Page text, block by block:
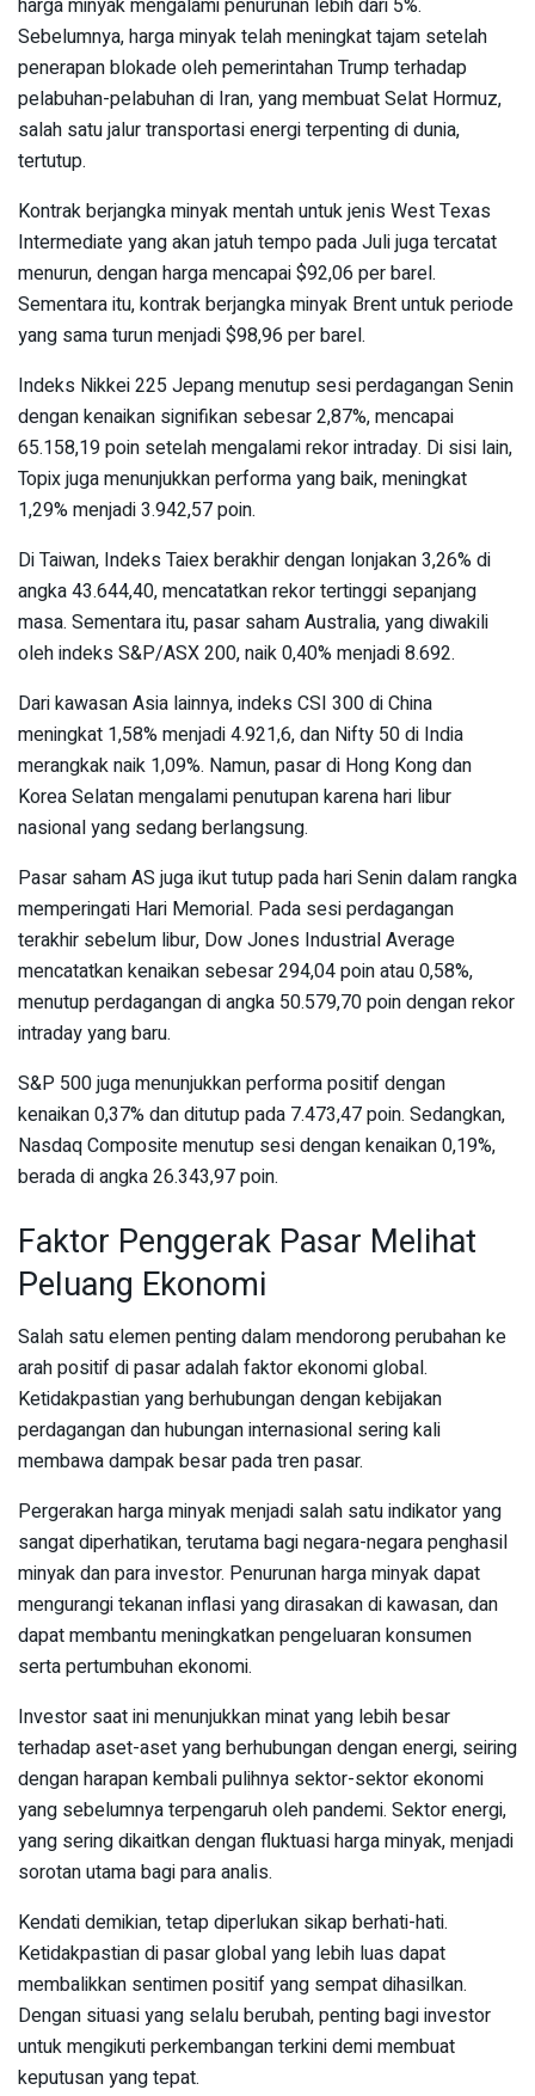
harga minyak mengalami penurunan lebih dari 5%.
Sebelumnya, harga minyak telah meningkat tajam setelah
penerapan blokade oleh pemerintahan Trump terhadap
pelabuhan-pelabuhan di Iran, yang membuat Selat Hormuz,
salah satu jalur transportasi energi terpenting di dunia,
tertutup.
Kontrak berjangka minyak mentah untuk jenis West Texas
Intermediate yang akan jatuh tempo pada Juli juga tercatat
menurun, dengan harga mencapai $92,06 per barel.
Sementara itu, kontrak berjangka minyak Brent untuk periode
yang sama turun menjadi $98,96 per barel.
Indeks Nikkei 225 Jepang menutup sesi perdagangan Senin
dengan kenaikan signifikan sebesar 2,87%, mencapai
65.158,19 poin setelah mengalami rekor intraday. Di sisi lain,
Topix juga menunjukkan performa yang baik, meningkat
1,29% menjadi 3.942,57 poin.
Di Taiwan, Indeks Taiex berakhir dengan lonjakan 3,26% di
angka 43.644,40, mencatatkan rekor tertinggi sepanjang
masa. Sementara itu, pasar saham Australia, yang diwakili
oleh indeks S&P/ASX 200, naik 0,40% menjadi 8.692.
Dari kawasan Asia lainnya, indeks CSI 300 di China
meningkat 1,58% menjadi 4.921,6, dan Nifty 50 di India
merangkak naik 1,09%. Namun, pasar di Hong Kong dan
Korea Selatan mengalami penutupan karena hari libur
nasional yang sedang berlangsung.
Pasar saham AS juga ikut tutup pada hari Senin dalam rangka
memperingati Hari Memorial. Pada sesi perdagangan
terakhir sebelum libur, Dow Jones Industrial Average
mencatatkan kenaikan sebesar 294,04 poin atau 0,58%,
menutup perdagangan di angka 50.579,70 poin dengan rekor
intraday yang baru.
S&P 500 juga menunjukkan performa positif dengan
kenaikan 0,37% dan ditutup pada 7.473,47 poin. Sedangkan,
Nasdaq Composite menutup sesi dengan kenaikan 0,19%,
berada di angka 26.343,97 poin.
Faktor Penggerak Pasar Melihat
Peluang Ekonomi
Salah satu elemen penting dalam mendorong perubahan ke
arah positif di pasar adalah faktor ekonomi global.
Ketidakpastian yang berhubungan dengan kebijakan
perdagangan dan hubungan internasional sering kali
membawa dampak besar pada tren pasar.
Pergerakan harga minyak menjadi salah satu indikator yang
sangat diperhatikan, terutama bagi negara-negara penghasil
minyak dan para investor. Penurunan harga minyak dapat
mengurangi tekanan inflasi yang dirasakan di kawasan, dan
dapat membantu meningkatkan pengeluaran konsumen
serta pertumbuhan ekonomi.
Investor saat ini menunjukkan minat yang lebih besar
terhadap aset-aset yang berhubungan dengan energi, seiring
dengan harapan kembali pulihnya sektor-sektor ekonomi
yang sebelumnya terpengaruh oleh pandemi. Sektor energi,
yang sering dikaitkan dengan fluktuasi harga minyak, menjadi
sorotan utama bagi para analis.
Kendati demikian, tetap diperlukan sikap berhati-hati.
Ketidakpastian di pasar global yang lebih luas dapat
membalikkan sentimen positif yang sempat dihasilkan.
Dengan situasi yang selalu berubah, penting bagi investor
untuk mengikuti perkembangan terkini demi membuat
keputusan yang tepat.